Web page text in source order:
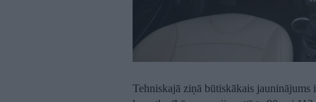
Tehniskajā ziņā būtiskākais